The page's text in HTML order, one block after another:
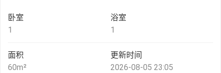
卧室
1
浴室
1
面积
60m²
更新时间
2026-08-05 23:05